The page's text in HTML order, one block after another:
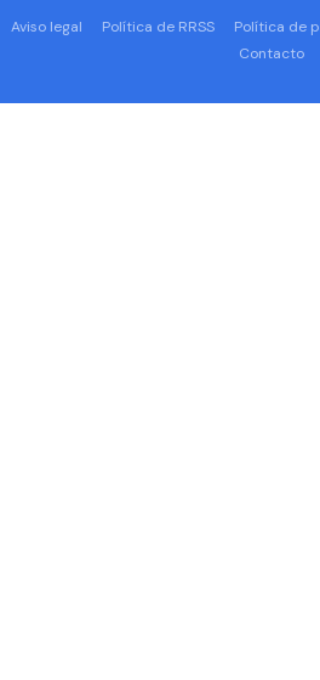
Aviso legal Política de RRSS Política de
Contacto